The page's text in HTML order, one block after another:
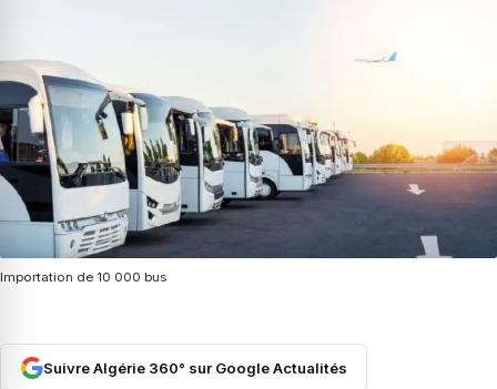
Importation de 10 000 bus
Suivre Algérie 360° sur Google Actualités